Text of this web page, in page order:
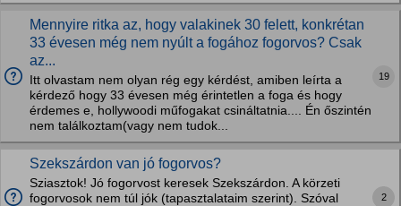
Mennyire ritka az, hogy valakinek 30 felett, konkrétan
33 évesen még nem nyúlt a fogához fogorvos? Csak
az...
Itt olvastam nem olyan rég egy kérdést, amiben leírta a
kérdező hogy 33 évesen még érintetlen a foga és hogy
érdemes e, hollywoodi műfogakat csináltatnia.... Én őszintén
nem találkoztam(vagy nem tudok...
19
Szekszárdon van jó fogorvos?
Sziasztok! Jó fogorvost keresek Szekszárdon. A körzeti
fogorvosok nem túl jók (tapasztalataim szerint). Szóval
2